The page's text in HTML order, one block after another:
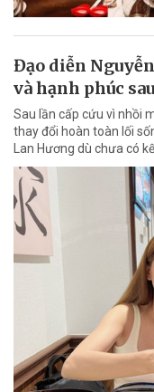
Đạo diễn
và hạnh phúc
Sau lần cấp cứu vì nhồi
thay đổi hoàn toàn lối
Lan Hương dù chưa có